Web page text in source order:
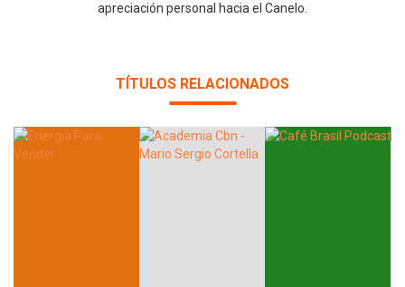
apreciación personal hacia el Canelo.
TÍTULOS RELACIONADOS